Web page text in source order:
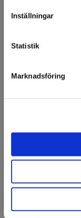
Inställningar
Statistik
Marknadsföring